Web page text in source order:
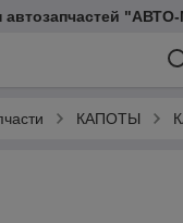
автозапчастей
КАПОТЫ